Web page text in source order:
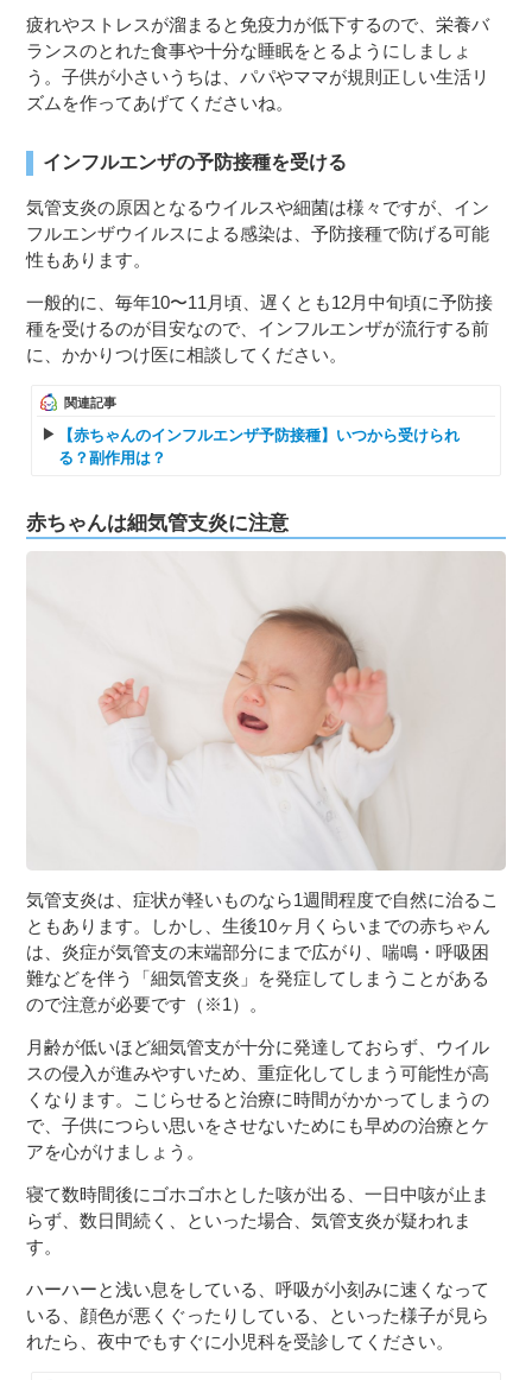
疲れやストレスが溜まると免疫力が低下するので、栄養バ
ランスのとれた食事や十分な睡眠をとるようにしましょ
う。子供が小さいうちは、パパやママが規則正しい生活リ
ズムを作ってあげてくださいね。
インフルエンザの予防接種を受ける
気管支炎の原因となるウイルスや細菌は様々ですが、イン
フルエンザウイルスによる感染は、予防接種で防げる可能
性もあります。
一般的に、毎年10〜11月頃、遅くとも12月中旬頃に予防接
種を受けるのが目安なので、インフルエンザが流行する前
に、かかりつけ医に相談してください。
関連記事
【赤ちゃんのインフルエンザ予防接種】いつから受けられ
る？副作用は？
赤ちゃんは細気管支炎に注意
気管支炎は、症状が軽いものなら1週間程度で自然に治るこ
ともあります。しかし、生後10ヶ月くらいまでの赤ちゃん
は、炎症が気管支の末端部分にまで広がり、喘鳴・呼吸困
難などを伴う「細気管支炎」を発症してしまうことがある
ので注意が必要です（※1）。
月齢が低いほど細気管支が十分に発達しておらず、ウイル
スの侵入が進みやすいため、重症化してしまう可能性が高
くなります。こじらせると治療に時間がかかってしまうの
で、子供につらい思いをさせないためにも早めの治療とケ
アを心がけましょう。
寝て数時間後にゴホゴホとした咳が出る、一日中咳が止ま
らず、数日間続く、といった場合、気管支炎が疑われま
す。
ハーハーと浅い息をしている、呼吸が小刻みに速くなって
いる、顔色が悪くぐったりしている、といった様子が見ら
れたら、夜中でもすぐに小児科を受診してください。